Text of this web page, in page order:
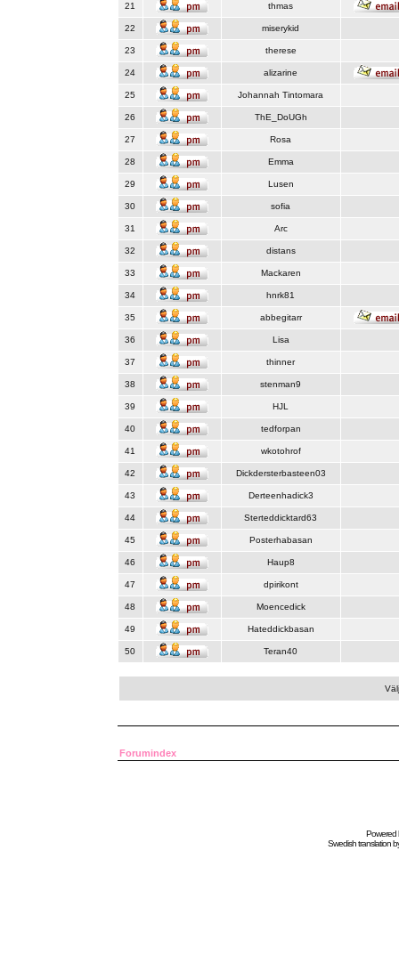
21 thmas
22 miserykid
23 therese
24 alizarine
25 Johannah Tintomara
26 ThE_DoUGh
27 Rosa
28 Emma
29 Lusen
30 sofia
31 Arc
32 distans
33 Mackaren
34 hnrk81
35 abbegitarr
36 Lisa
37 thinner
38 stenman9
39 HJL
40 tedforpan
41 wkotohrof
42 Dickdersterbasteen03
43 Derteenhadick3
44 Sterteddicktard63
45 Posterhabasan
46 Haup8
47 dpirikont
48 Moencedick
49 Hateddickbasan
50 Teran40
Forumindex
Powered
Swedishtranslation